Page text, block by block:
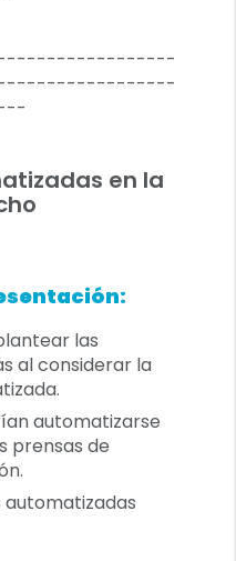
en la
las
al considerar la
automatizarse
prensas de
automatizadas